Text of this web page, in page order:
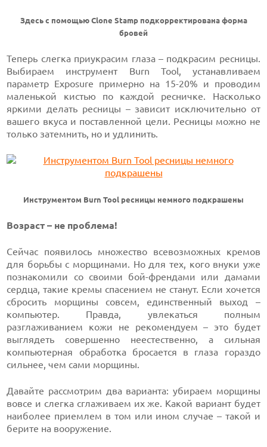
Здесь с помощью Clone Stamp подкорректирована форма
бровей
Теперь слегка приукрасим глаза – подкрасим ресницы.
Выбираем инструмент Burn Tool, устанавливаем
параметр Exposure примерно на 15-20% и проводим
маленькой кистью по каждой ресничке. Насколько
яркими делать ресницы – зависит исключительно от
вашего вкуса и поставленной цели. Ресницы можно не
только затемнить, но и удлинить.
Инструментом Burn Tool ресницы немного подкрашены
Возраст – не проблема!
Сейчас появилось множество всевозможных кремов
для борьбы с морщинами. Но для тех, кого внуки уже
познакомили со своими бой-френдами или дамами
сердца, такие кремы спасением не станут. Если хочется
сбросить морщины совсем, единственный выход –
компьютер. Правда, увлекаться полным
разглаживанием кожи не рекомендуем – это будет
выглядеть совершенно неестественно, а сильная
компьютерная обработка бросается в глаза гораздо
сильнее, чем сами морщины.
Давайте рассмотрим два варианта: убираем морщины
вовсе и слегка сглаживаем их же. Какой вариант будет
наиболее приемлем в том или ином случае – такой и
берите на вооружение.